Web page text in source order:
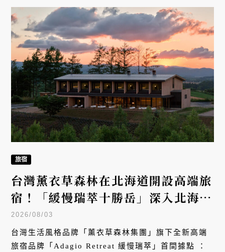
旅宿
台灣薰衣草森林在北海道開設高端旅
宿！「緩慢瑞萃十勝岳」深入北海道
美瑛的「策展式」慢旅
2026/08/03
台灣生活風格品牌「薰衣草森林集團」旗下全新高端
旅宿品牌「Adagio Retreat 緩慢瑞萃」首間據點 ：